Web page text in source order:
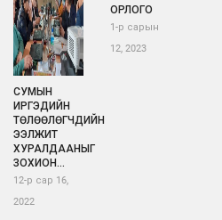
СУМЫН
ИРГЭДИЙН
ТӨЛӨӨЛӨГЧДИЙН
ЭЭЛЖИТ
ХУРАЛДААНЫГ
ЗОХИОН...
12-р сар 16,
2022
ОРЛОГО
1-р сарын
12, 2023